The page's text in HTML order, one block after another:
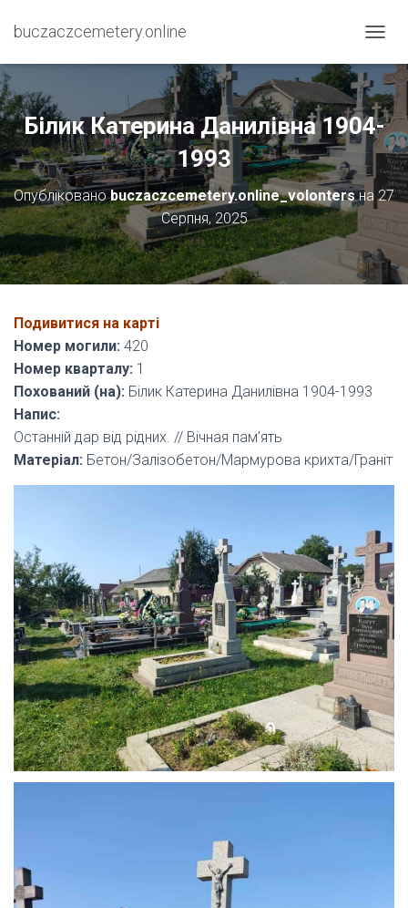
buczaczcemetery.online
Е
Е
М
К
У
И
Н
А
В
І
Г
Білик Катерина Данилівна 1904-
1993
Опублікованоbuczaczcemetery.online_volontersна27
Серпня, 2025
Подивитися на карті
Номер могили: 420
Номер кварталу: 1
Похований (на): Білик Катерина Данилівна 1904-1993
Напис:
Останній дар від рідних. // Вічная пам’ять
Матеріал: Бетон/Залізобетон/Мармурова крихта/Граніт